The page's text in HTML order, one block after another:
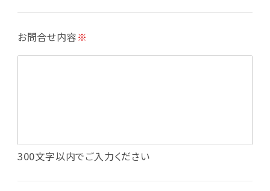
・メールマガジンの配信
・本サービスに関する規約等の変更の通知
・投稿したクチコミ情報、写真の本サービスへの
・メールマガジン、お知らせ、広告等の配信
お問合せ内容※
300文字以内でご入力ください